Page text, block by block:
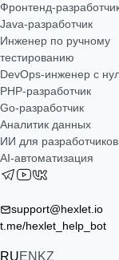
Фронтенд-
Java-разработчик
Инженер по ручному
тестированию
DevOps-инженер с
РНР-разработчик
Go-разработчик
Аналитик данных
ИИ для разработчиков
AI-автоматизация
support@hexlet.io
t.me/hexlet_help_bot
RUEN KZ